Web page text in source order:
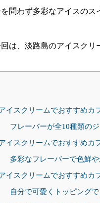
を問わず多彩なアイスのス
は、淡路島のアイスクリ
イスクリームでおすすめカ
フレーバーが全10種類の
イスクリームでおすすめカ
多彩なフレーバーで色鮮
イスクリームでおすすめカ
自分で可愛くトッピング